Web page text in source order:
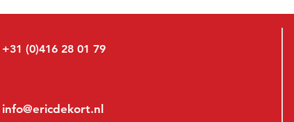
+31 (0)416 28 01 79
info@ericdekort.nl